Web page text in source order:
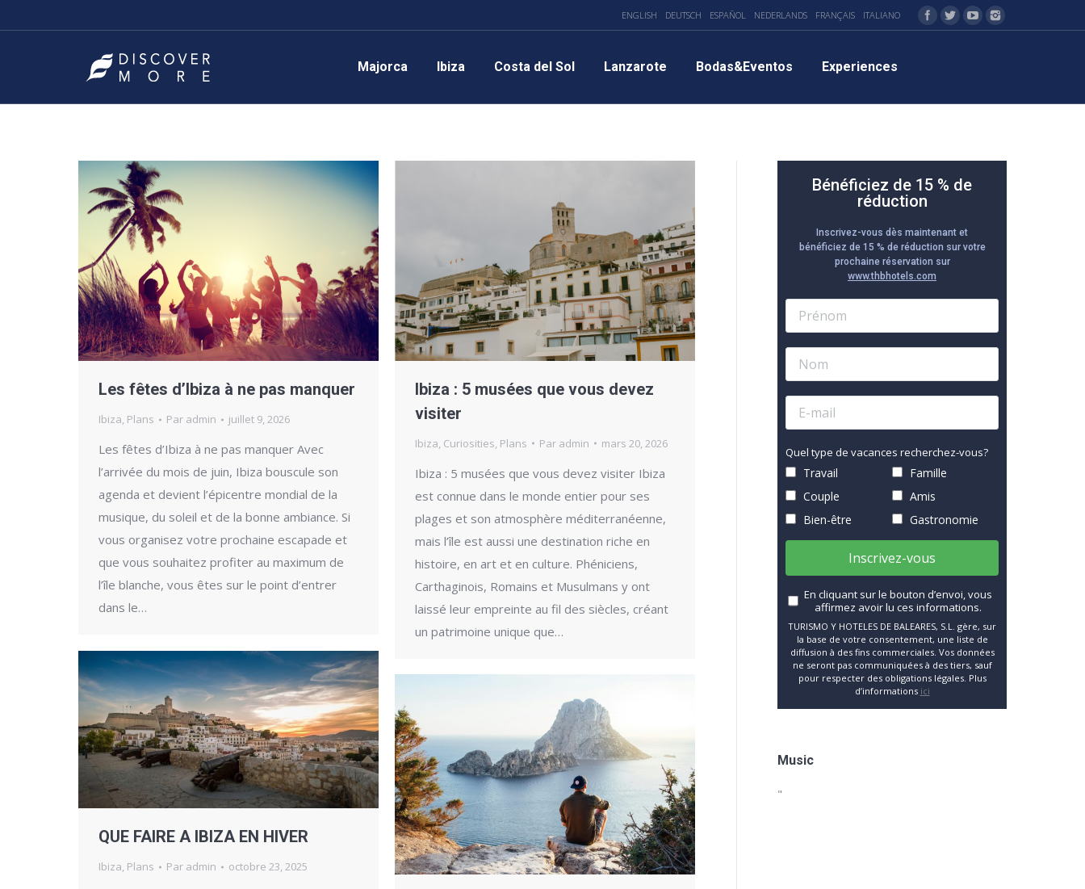
ENGLISH DEUTSCH ESPAÑOL NEDERLANDS FRANÇAIS ITALIANO
Majorca Ibiza Costa del Sol Lanzarote Bodas&Eventos Experiences
Les fêtes d’Ibiza à ne pas manquer
Ibiza, Plans Par admin juillet 9, 2026
Les fêtes d’Ibiza à ne pas manquer Avec
l’arrivée du mois de juin, Ibiza bouscule son
agenda et devient l’épicentre mondial de la
musique, du soleil et de la bonne ambiance. Si
vous organisez votre prochaine escapade et
que vous souhaitez profiter au maximum de
l’île blanche, vous êtes sur le point d’entrer
dans le…
Ibiza : 5 musées que vous devez
visiter
Ibiza, Curiosities, Plans Par admin mars 20, 2026
Ibiza : 5 musées que vous devez visiter Ibiza
est connue dans le monde entier pour ses
plages et son atmosphère méditerranéenne,
mais l’île est aussi une destination riche en
histoire, en art et en culture. Phéniciens,
Carthaginois, Romains et Musulmans y ont
laissé leur empreinte au fil des siècles, créant
un patrimoine unique que…
QUE FAIRE A IBIZA EN HIVER
Ibiza, Plans Par admin octobre 23, 2025
Bénéficiez de 15 % de
réduction
Inscrivez-vous dès maintenant et
bénéficiez de 15 % de réduction sur votre
prochaine réservation sur
www.thbhotels.com
Quel type de vacances recherchez-vous?
Travail
Famille
Couple
Amis
Bien-être
Gastronomie
Inscrivez-vous
En cliquant sur le bouton d’envoi, vous
affirmez avoir lu ces informations.
TURISMO Y HOTELES DE BALEARES, S.L. gère, sur
la base de votre consentement, une liste de
diffusion à des fins commerciales. Vos données
ne seront pas communiquées à des tiers, sauf
pour respecter des obligations légales. Plus
d’informations ici
Music
"